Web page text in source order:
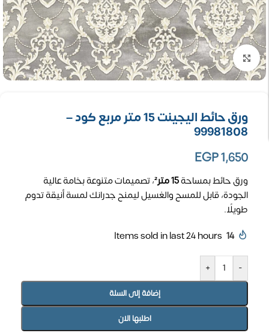
تكبير الصورة
ورق حائط اليجينت 15 متر مربع كود –
99981808
EGP1,650
ورق حائط بمساحة15 متر²
، تصميمات متنوعة بخامة عالية
الجودة، قابل للمسح والغسيل ليمنح جدرانك لمسة أنيقة تدوم
طويلًا.
14
Items sold in last 24 hours
-
+
إضافة إلى السلة
اطلبها الان